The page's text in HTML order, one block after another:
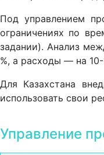
Под управлением
ограничениях по
задании). Анализ
%, а расходы — на 10-
Для Казахстана
использовать свои
Управление